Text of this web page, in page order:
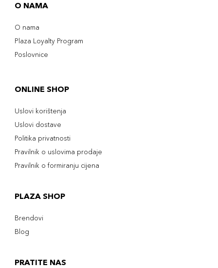
O NAMA
O nama
Plaza Loyalty Program
Poslovnice
ONLINE SHOP
Uslovi korištenja
Uslovi dostave
Politika privatnosti
Pravilnik o uslovima prodaje
Pravilnik o formiranju cijena
PLAZA SHOP
Brendovi
Blog
PRATITE NAS